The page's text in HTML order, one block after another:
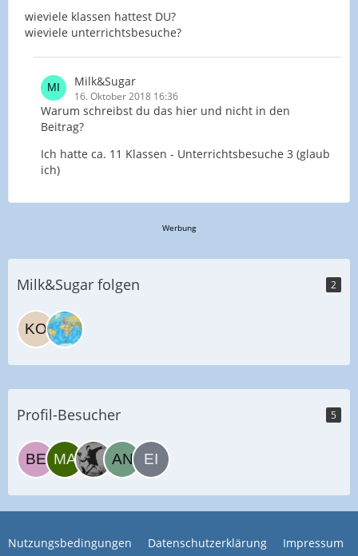
wieviele klassen hattest DU?
wieviele unterrichtsbesuche?
Milk&Sugar
16. Oktober 2018 16:36
Warum schreibst du das hier und nicht in den
Beitrag?
Ich hatte ca. 11 Klassen - Unterrichtsbesuche 3 (glaub
ich)
Werbung
Milk&Sugar folgen 2
Profil-Besucher 5
Nutzungsbedingungen Datenschutzerklärung Impressum